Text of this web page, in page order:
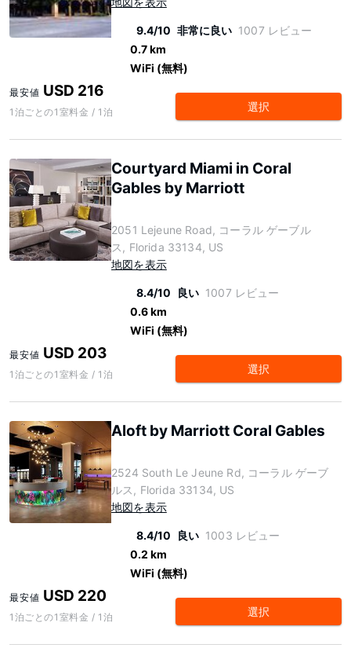
9.4/10 非常に良い 1007 レビュー
0.7 km
WiFi (無料)
最安値 USD 216
1泊ごとの1室料金 / 1泊 選択
Courtyard Miami in Coral
Gables by Marriott
2051 Lejeune Road, コーラル ゲーブル
ス, Florida 33134, US
地図を表示
8.4/10 良い 1007 レビュー
0.6 km
WiFi (無料)
最安値 USD 203
1泊ごとの1室料金 / 1泊 選択
Aloft by Marriott Coral Gables
2524 South Le Jeune Rd, コーラル ゲーブ
ルス, Florida 33134, US
地図を表示
8.4/10 良い 1003 レビュー
0.2 km
WiFi (無料)
最安値 USD 220
1泊ごとの1室料金 / 1泊 選択